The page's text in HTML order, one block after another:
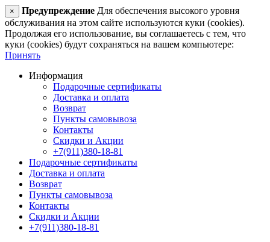
× Предупреждение Для обеспечения высокого уровня
обслуживания на этом сайте используются куки (cookies).
Продолжая его использование, вы соглашаетесь с тем, что
куки (cookies) будут сохраняться на вашем компьютере:
Принять
Информация
Подарочные сертификаты
Доставка и оплата
Возврат
Пункты самовывоза
Контакты
Скидки и Акции
+7(911)380-18-81
Подарочные сертификаты
Доставка и оплата
Возврат
Пункты самовывоза
Контакты
Скидки и Акции
+7(911)380-18-81